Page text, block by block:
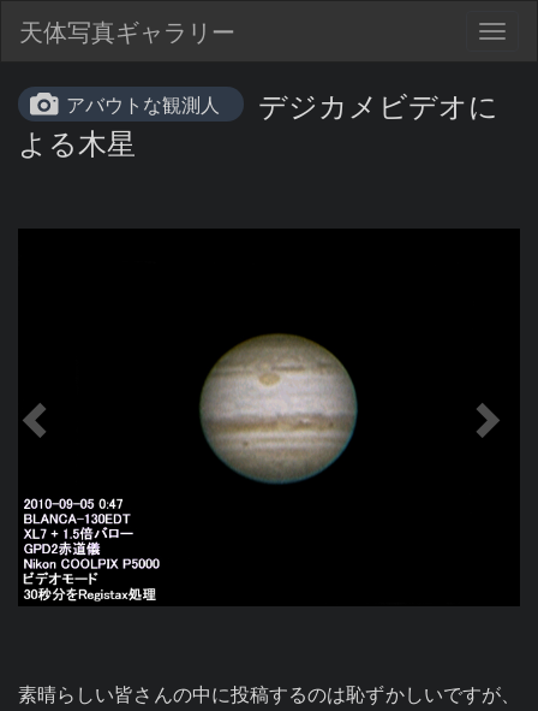
天体写真ギャラリー
アバウトな観測人
デジカメビデオに
よる木星
素晴らしい皆さんの中に投稿するのは恥ずかしいですが、